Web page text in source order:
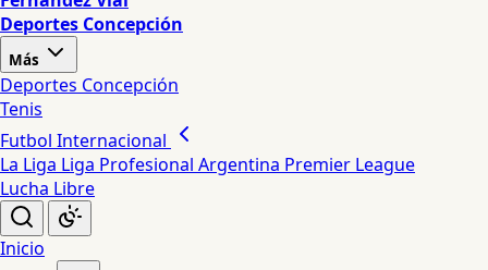
Deportes Concepción
Más
Deportes Concepción
Tenis
Futbol Internacional
La Liga Liga Profesional Argentina Premier League
Lucha Libre
Inicio